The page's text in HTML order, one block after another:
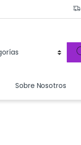
Sobre Nosotros